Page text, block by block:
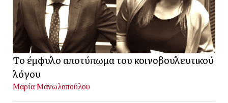
Το έμφυλο αποτύπωμα του κοινοβουλευτικού
λόγου
Μαρία Μανωλοπούλου